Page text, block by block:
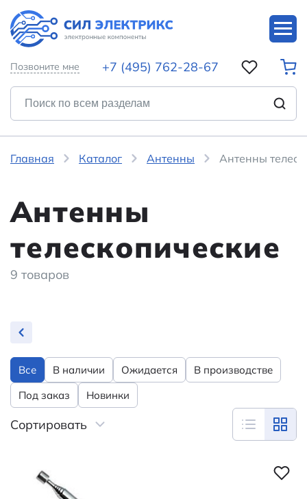
Позвоните мне +7 (495) 762-28-67
Главная Каталог Антенны Антенны
Антенны
телескопические
9 товаров
Все В наличии Ожидается
В производстве
Под заказ
Новинки
Сортировать